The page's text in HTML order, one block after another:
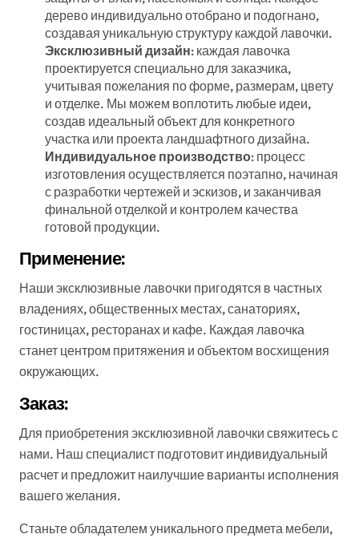
дерево индивидуально отобрано и подогнано,
создавая уникальную структуру каждой лавочки.
Эксклюзивный дизайн: каждая лавочка
проектируется специально для заказчика,
учитывая пожелания по форме, размерам, цвету
и отделке. Мы можем воплотить любые идеи,
создав идеальный объект для конкретного
участка или проекта ландшафтного дизайна.
Индивидуальное производство: процесс
изготовления осуществляется поэтапно, начиная
с разработки чертежей и эскизов, и заканчивая
финальной отделкой и контролем качества
готовой продукции.
Применение:
Наши эксклюзивные лавочки пригодятся в частных
владениях, общественных местах, санаториях,
гостиницах, ресторанах и кафе. Каждая лавочка
станет центром притяжения и объектом восхищения
окружающих.
Заказ:
Для приобретения эксклюзивной лавочки свяжитесь с
нами. Наш специалист подготовит индивидуальный
расчет и предложит наилучшие варианты исполнения
вашего желания.
Станьте обладателем уникального предмета мебели,